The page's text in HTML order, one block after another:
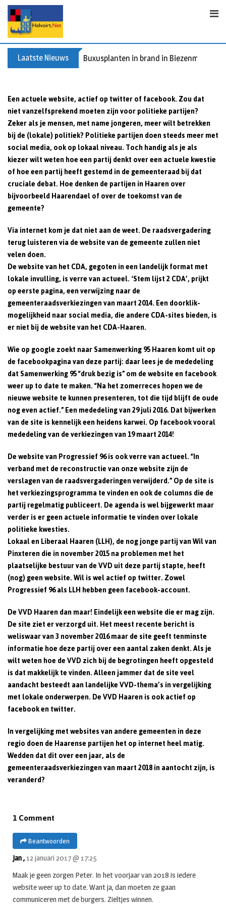
Skip
content
Laatste Nieuws Buxusplanten in brand in Biezenmortel,
Een actuele website, actief op twitter of facebook. Zou dat
niet vanzelfsprekend moeten zijn voor politieke partijen?
Zeker als je mensen, met name jongeren, meer wilt betrekken
bij de (lokale) politiek? Politieke partijen doen steeds meer met
social media, ook op lokaal niveau. Toch handig als je als
kiezer wilt weten hoe een partij denkt over een actuele kwestie
of hoe een partij heeft gestemd in de gemeenteraad bij dat
cruciale debat. Hoe denken de partijen in Haaren over
bijvoorbeeld Haarendael of over de toekomst van de
gemeente?
Via internet kom je dat niet aan de weet. De raadsvergadering
terug luisteren via de website van de gemeente zullen niet
velen doen.
De website van het CDA, gegoten in een landelijk format met
lokale invulling, is verre van actueel. ‘Stem lijst 2 CDA’, prijkt
op eerste pagina, een verwijzing naar de
gemeenteraadsverkiezingen van maart 2014. Een doorklik-
mogelijkheid naar social media, die andere CDA-sites bieden, is
er niet bij de website van het CDA-Haaren.
Wie op google zoekt naar Samenwerking 95 Haaren komt uit op
de facebookpagina van deze partij: daar lees je de mededeling
dat Samenwerking 95 “druk bezig is” om de website en facebook
weer up to date te maken. “Na het zomerreces hopen we de
nieuwe website te kunnen presenteren, tot die tijd blijft de oude
nog even actief.” Een mededeling van 29 juli 2016. Dat bijwerken
van de site is kennelijk een heidens karwei. Op facebook vooral
mededeling van de verkiezingen van 19 maart 2014!
De website van Progressief 96 is ook verre van actueel. “In
verband met de reconstructie van onze website zijn de
verslagen van de raadsvergaderingen verwijderd.” Op de site is
het verkiezingsprogramma te vinden en ook de columns die de
partij regelmatig publiceert. De agenda is wel bijgewerkt maar
verder is er geen actuele informatie te vinden over lokale
politieke kwesties.
Lokaal en Liberaal Haaren (LLH), de nog jonge partij van Wil van
Pinxteren die in november 2015 na problemen met het
plaatselijke bestuur van de VVD uit deze partij stapte, heeft
(nog) geen website. Wil is wel actief op twitter. Zowel
Progressief 96 als LLH hebben geen facebook-account.
De VVD Haaren dan maar! Eindelijk een website die er mag zijn.
De site ziet er verzorgd uit. Het meest recente bericht is
weliswaar van 3 november 2016 maar de site geeft tenminste
informatie hoe deze partij over een aantal zaken denkt. Als je
wilt weten hoe de VVD zich bij de begrotingen heeft opgesteld
is dat makkelijk te vinden. Alleen jammer dat de site veel
aandacht besteedt aan landelijke VVD-thema’s in vergelijking
met lokale onderwerpen. De VVD Haaren is ook actief op
facebook en twitter.
In vergelijking met websites van andere gemeenten in deze
regio doen de Haarense partijen het op internet heel matig.
Wedden dat dit over een jaar, als de
gemeenteraadsverkiezingen van maart 2018 in aantocht zijn, is
veranderd?
1 Comment
Beantwoorden
Jan , 12 januari 2017 @ 17:25
Maak je geen zorgen Peter. In het voorjaar van 2018 is iedere
website weer up to date. Want ja, dan moeten ze gaan
communiceren met de burgers. Zieltjes winnen.